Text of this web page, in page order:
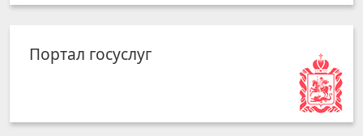
Портал госуслуг